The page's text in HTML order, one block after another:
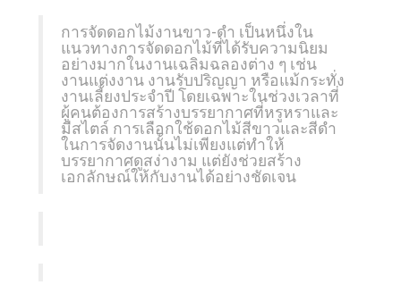
การจัดดอกไม้งานขาว-ดำ เป็นหนึ่งใน
แนวทางการจัดดอกไม้ที่ได้รับความนิยม
อย่างมากในงานเฉลิมฉลองต่าง ๆ เช่น
งานแต่งงาน งานรับปริญญา หรือแม้กระทั่ง
งานเลี้ยงประจำปี โดยเฉพาะในช่วงเวลาที่
ผู้คนต้องการสร้างบรรยากาศที่หรูหราและ
มีสไตล์ การเลือกใช้ดอกไม้สีขาวและสีดำ
ในการจัดงานนั้นไม่เพียงแต่ทำให้
บรรยากาศดูสง่างาม แต่ยังช่วยสร้าง
เอกลักษณ์ให้กับงานได้อย่างชัดเจน